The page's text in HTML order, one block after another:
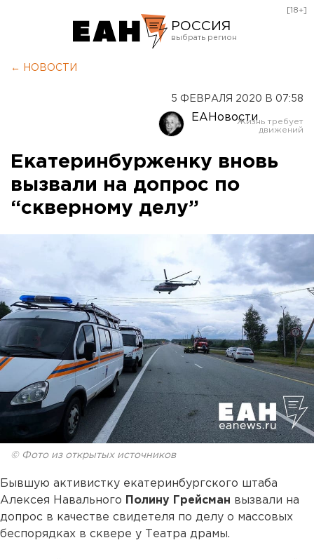
РОССИЯ
Оренбург
[18+]
← НОВОСТИ
5 ФЕВРАЛЯ 2020 В 07:58
ЕАНовости
Екатеринбурженку вновь
вызвали на допрос по
“скверному делу”
© Фото из открытых источников
Бывшую активистку екатеринбургского штаба
Алексея Навального
Полину Грейсман вызвали на
допрос в качестве свидетеля по делу о массовых
беспорядках в сквере у Театра драмы.